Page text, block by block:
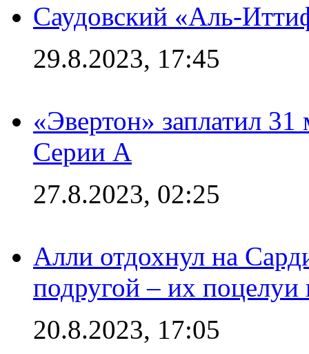
Саудовский «Аль-
29.8.2023, 17:45
«Эвертон» заплатил
Серии А
27.8.2023, 02:25
Алли отдохнул на
подругой – их поцелуи
20.8.2023, 17:05